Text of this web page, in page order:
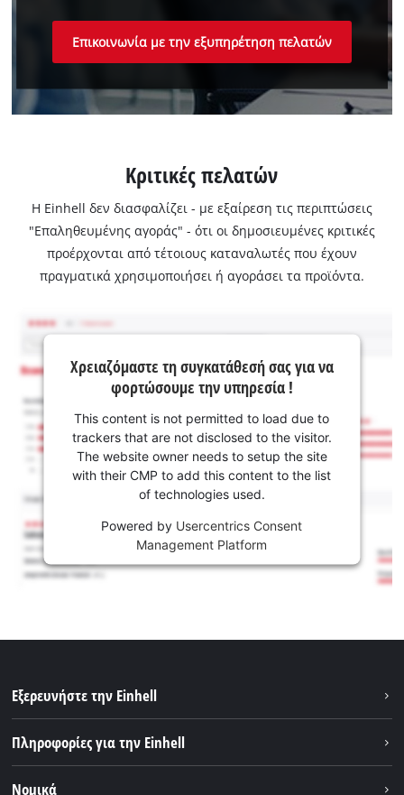
Επικοινωνία με την εξυπηρέτηση πελατών
Κριτικές πελατών
Η Einhell δεν διασφαλίζει - με εξαίρεση τις περιπτώσεις
"Επαληθευμένης αγοράς" - ότι οι δημοσιευμένες κριτικές
προέρχονται από τέτοιους καταναλωτές που έχουν
πραγματικά χρησιμοποιήσει ή αγοράσει τα προϊόντα.
Χρειαζόμαστε τη συγκατάθεσή σας για να
φορτώσουμε την υπηρεσία !
This content is not permitted to load due to
trackers that are not disclosed to the visitor.
The website owner needs to setup the site
with their CMP to add this content to the list
of technologies used.
Powered by Usercentrics Consent
Management Platform
Εξερευνήστε την Einhell
Σύστημα μπαταριών
Πληροφορίες για την Einhell
Νομικά